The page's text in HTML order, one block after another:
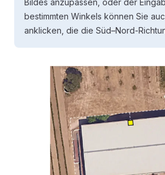
Bildes anzupassen, oder der
bestimmten Winkels können Sie
anklicken, die die Süd–Nord-